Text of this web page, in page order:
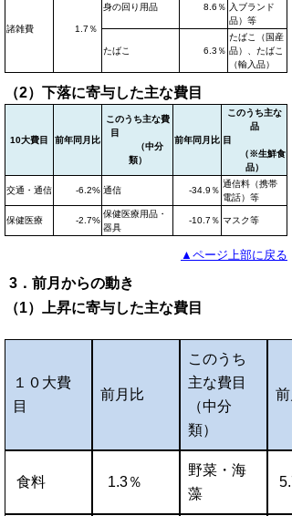
諸雑費 1.7％
身の回り用品 8.6％ 入ブランド
品）等
たばこ 6.3％
たばこ（国産
品）、たばこ
（輸入品）
（2）下落に寄与した主な費目
10大費目 前年同月比
このうち主な費
目
（中分
類）
前年同月比
このうち主な
品
目
（※生鮮食
品）
交通・通信 -6.2% 通信 -34.9％
通信料（携帯
電話）等
保健医療 -2.7%
保健医療用品・
器具
-10.7％ マスク等
▲ページ上部に戻る
3．前月からの動き
（1）上昇に寄与した主な費目
１０大費
目
前月比
このうち
主な費目
（中分
類）
前
食料 1.3％
野菜・海
藻